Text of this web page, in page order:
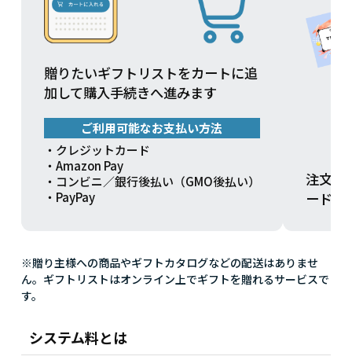
贈りたいギフトリストをカートに追
加して購入手続きへ進みます
ご利用可能なお支払い方法
・クレジットカード
・Amazon Pay
・コンビニ／銀行後払い（GMO後払い）
・PayPay
注文方
ードを
※贈り主様への商品やギフトカタログなどの配送はありませ
ん。ギフトリストはオンライン上でギフトを贈れるサービスで
す。
システム料とは